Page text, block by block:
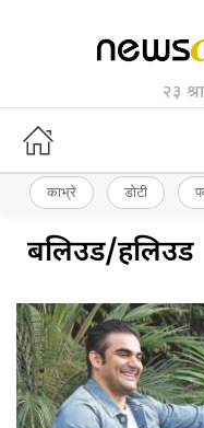
२३
काभ्रे डोटी
बलिउड/हलिउड